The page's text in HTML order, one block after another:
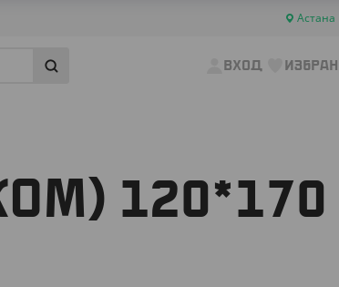
Астана
ВХОД
120*170